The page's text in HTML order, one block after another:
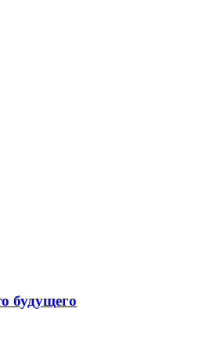
будущего